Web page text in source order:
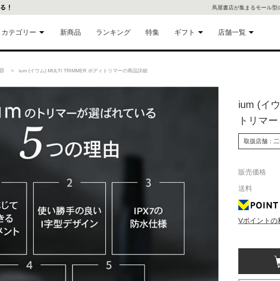
蔦屋書店が集まるモール型
カテゴリー
美術品
楽
文具
雑貨
家電
新商品 ランキング 特集 ギフト 店舗一覧
代官
書店
屋書
> ium (イウム) MULTI TRIMMER ボディトリマーの商品詳細
ium (イ
トリマー
取扱店舗：
販売価格
送料
Vポイントの